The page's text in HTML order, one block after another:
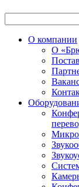
О компании
О